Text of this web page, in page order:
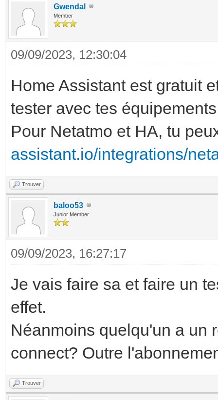
Gwendal
Member
09/09/2023, 12:30:04
Home Assistant est gratuit
tester avec tes
Pour Netatmo et HA, tu
assistant.io/integrations/
Trouver
baloo53
Junior Member
09/09/2023, 16:27:17
Je vais faire sa et faire un
effet.
Néanmoins quelqu'un a un
connect? Outre
Trouver